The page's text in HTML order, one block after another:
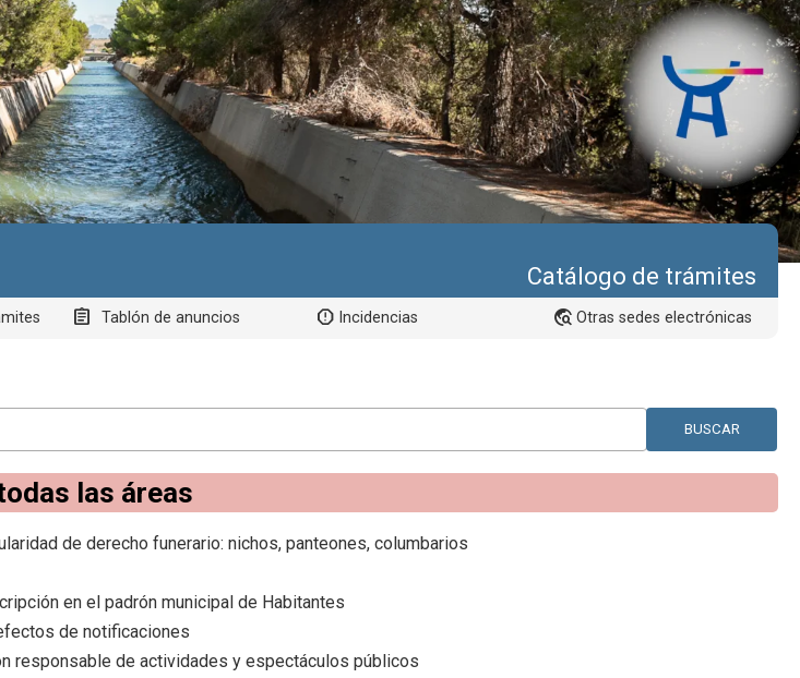
Catálogo de trámites
Tablón de anuncios Incidencias Otras sedes electrónicas
las áreas
de derecho funerario: nichos, panteones, columbarios
en el padrón municipal de Habitantes
de notificaciones
responsable de actividades y espectáculos públicos